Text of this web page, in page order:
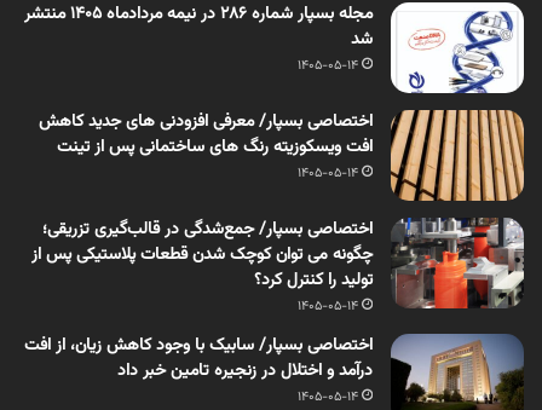
مجله بسپار شماره 286 در نیمه مردادماه 1405 منتشر
شد
1405-05-14
اختصاصی بسپار/ معرفی افزودنی های جدید کاهش
افت ویسکوزیته رنگ های ساختمانی پس از تینت
1405-05-14
اختصاصی بسپار/ جمع‌شدگی در قالب‌گیری تزریقی؛
چگونه می توان کوچک شدن قطعات پلاستیکی پس از
تولید را کنترل کرد؟
1405-05-14
اختصاصی بسپار/ سابیک با وجود کاهش زیان، از افت
درآمد و اختلال در زنجیره تامین خبر داد
1405-05-14